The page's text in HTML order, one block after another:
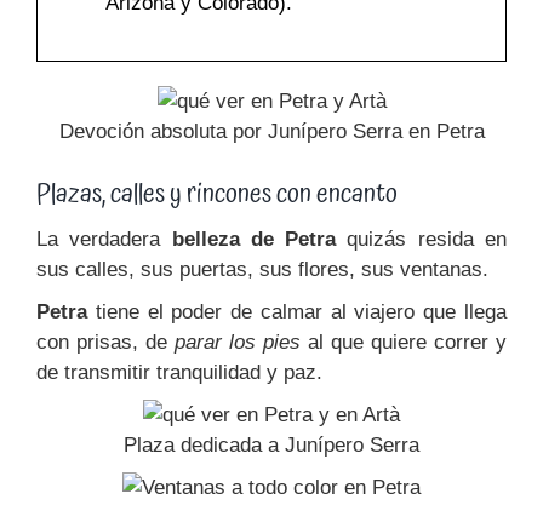
Devoción absoluta por Junípero Serra en Petra
Plazas, calles y rincones con encanto
La verdadera belleza de Petraquizás resida en
sus calles, sus puertas, sus flores, sus ventanas.
Petratiene el poder de calmar al viajero que llega
con prisas, de parar los pies al que quiere correr y
de transmitir tranquilidad y paz.
Plaza dedicada a Junípero Serra